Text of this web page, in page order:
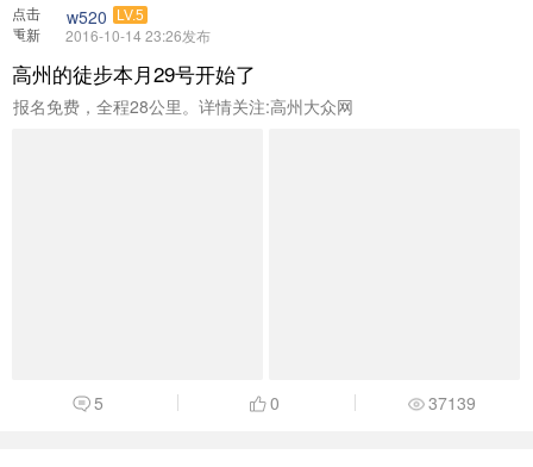
点击
重新
w520 LV.5
2016-10-14 23:26发布
高州的徒步本月29号开始了
报名免费，全程28公里。详情关注:高州大众网
5 0 37139